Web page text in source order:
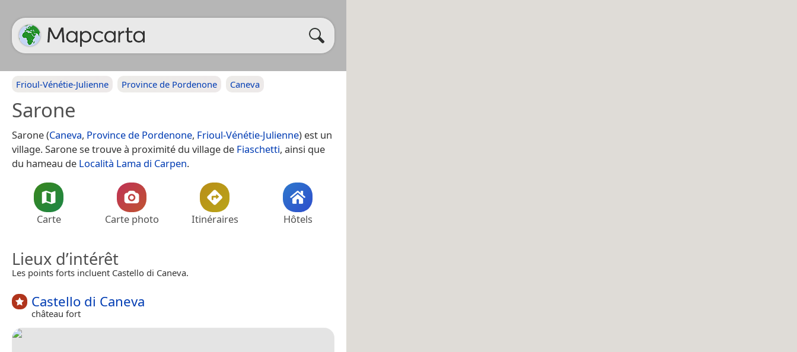
Frioul-Vénétie-Julienne Province de Pordenone Caneva
Sarone
Sarone (Caneva, Province de Pordenone, Frioul-Vénétie-Julienne) est un
village. Sarone se trouve à proximité du village de Fiaschetti, ainsi que
du hameau de Località Lama di Carpen.
Carte Carte photo Itinéraires Hôtels
Lieux d’intérêt
Les points forts incluent Castello di Caneva.
Castello di Caneva
château fort